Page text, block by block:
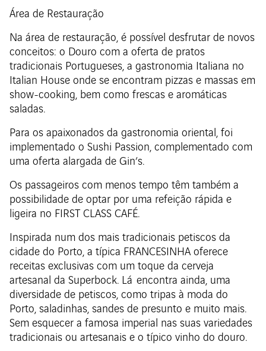
Área de Restauração
Na área de restauração, é possível desfrutar de novos
conceitos: o Douro com a oferta de pratos
tradicionais Portugueses, a gastronomia Italiana no
Italian House onde se encontram pizzas e massas em
show-cooking, bem como frescas e aromáticas
saladas.
Para os apaixonados da gastronomia oriental, foi
implementado o Sushi Passion, complementado com
uma oferta alargada de Gin’s.
Os passageiros com menos tempo têm também a
possibilidade de optar por uma refeição rápida e
ligeira no FIRST CLASS CAFÉ.
Inspirada num dos mais tradicionais petiscos da
cidade do Porto, a típica FRANCESINHA oferece
receitas exclusivas com um toque da cerveja
artesanal da Superbock. Lá encontra ainda, uma
diversidade de petiscos, como tripas à moda do
Porto, saladinhas, sandes de presunto e muito mais.
Sem esquecer a famosa imperial nas suas variedades
tradicionais ou artesanais e o típico vinho do douro.